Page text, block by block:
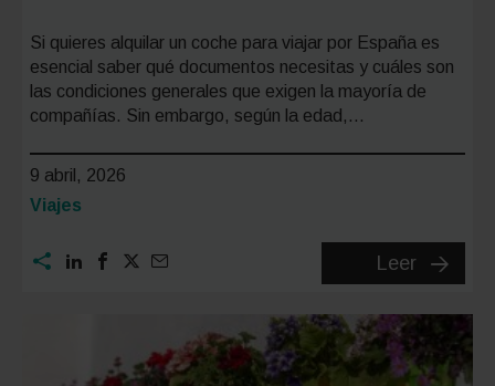
Si quieres alquilar un coche para viajar por España es
esencial saber qué documentos necesitas y cuáles son
las condiciones generales que exigen la mayoría de
compañías. Sin embargo, según la edad,…
9 abril, 2026
Categoría:
Viajes
Leer
un